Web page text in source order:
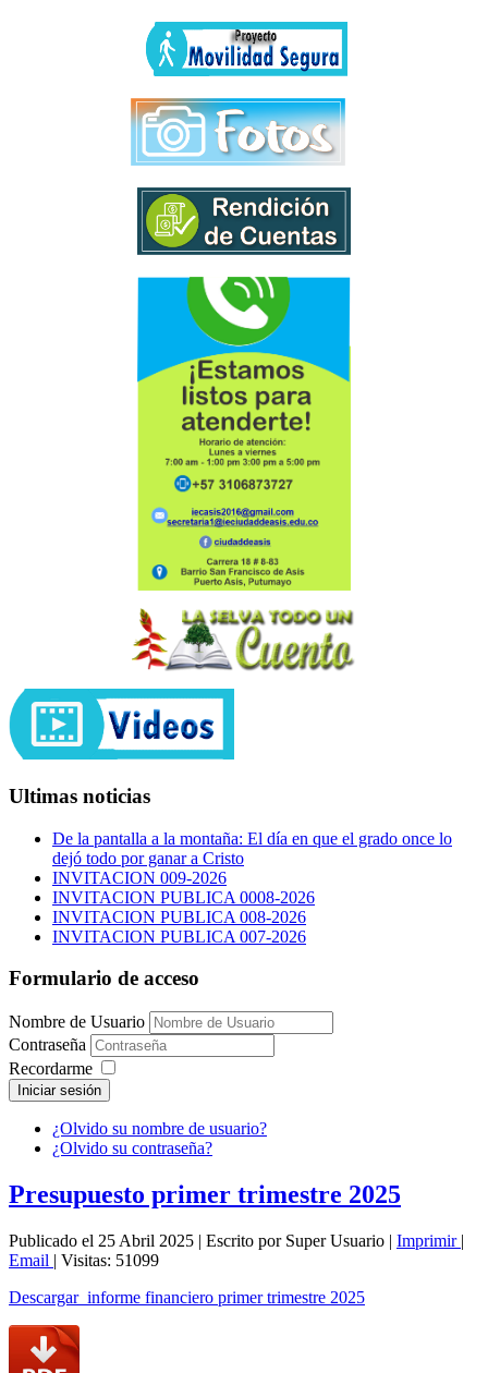
Ultimas noticias
De la pantalla a la montaña: El día en que el grado once lo
dejó todo por ganar a Cristo
INVITACION 009-2026
INVITACION PUBLICA 0008-2026
INVITACION PUBLICA 008-2026
INVITACION PUBLICA 007-2026
Formulario de acceso
Nombre de Usuario
Contraseña
Recordarme
Iniciar sesión
¿Olvido su nombre de usuario?
¿Olvido su contraseña?
Presupuesto primer trimestre 2025
Publicado el 25 Abril 2025 | Escrito por Super Usuario | Imprimir |
Email | Visitas: 51099
Descargar informe financiero primer trimestre 2025